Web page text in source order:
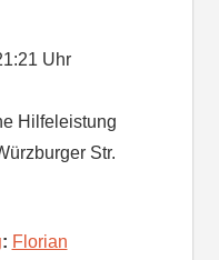
Uhr
Hilfeleistung
Str.
: Florian